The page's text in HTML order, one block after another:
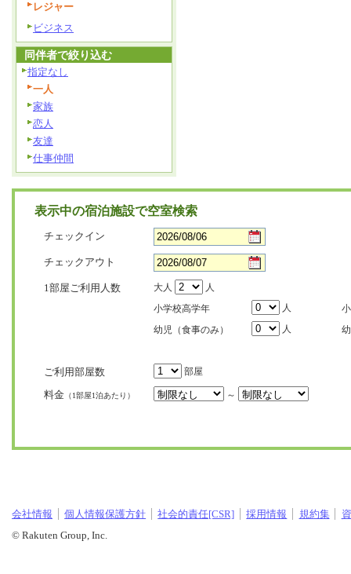
レジャー
ビジネス
同伴者で絞り込む
指定なし
一人
家族
恋人
友達
仕事仲間
表示中の宿泊施設で空室検索
チェックイン
チェックアウト
1部屋ご利用人数 大人
人
小学校高学年
人
幼児（食事のみ）
人
ご利用部屋数 部屋
料金 （1部屋1泊あたり） ～
会社情報 個人情報保護方針 社会的責任[CSR] 採用情報 規約集
© Rakuten Group, Inc.